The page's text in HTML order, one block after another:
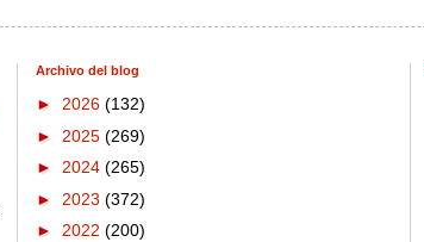
Archivo del blog
► 2026 (132)
► 2025 (269)
► 2024 (265)
► 2023 (372)
► 2022 (200)